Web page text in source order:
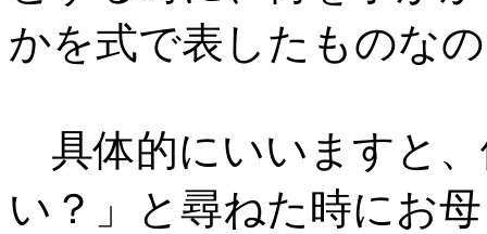
かを式で表したものな
具体的にいいますと
い？」と尋ねた時にお